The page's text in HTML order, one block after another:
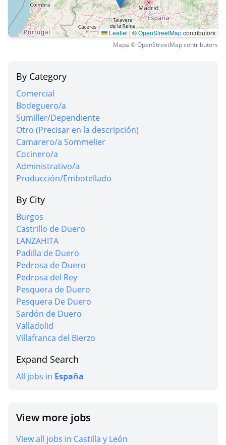
Leaflet | ©OpenStreetMapcontributors
Mapa © OpenStreetMap contributors
By Category
Comercial
Bodeguero/a
Sumiller/Dependiente
Otro (Precisar en la descripción)
Camarero/a Sommelier
Cocinero/a
Administrativo/a
Producción/Embotellado
By City
Burgos
Castrillo de Duero
LANZAHITA
Padilla de Duero
Pedrosa de Duero
Pedrosa del Rey
Pesquera de Duero
Pesquera De Duero
Sardón de Duero
Valladolid
Villafranca del Bierzo
Expand Search
All jobs in España
View more jobs
View all jobs in Castilla y León